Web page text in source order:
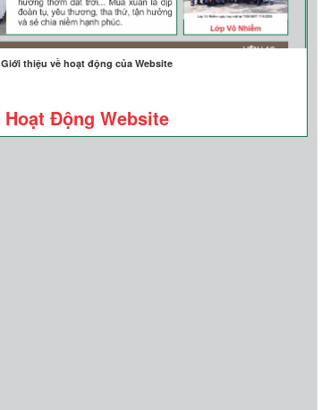
Giới thiệu về hoạt động của Website
Hoạt Động Website